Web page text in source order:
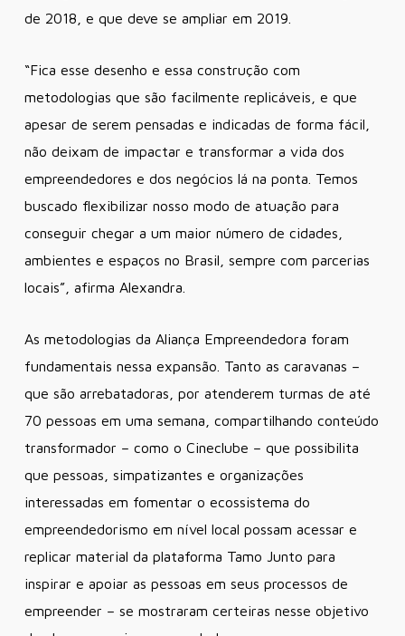
de 2018, e que deve se ampliar em 2019.
“Fica esse desenho e essa construção com
metodologias que são facilmente replicáveis, e que
apesar de serem pensadas e indicadas de forma fácil,
não deixam de impactar e transformar a vida dos
empreendedores e dos negócios lá na ponta. Temos
buscado flexibilizar nosso modo de atuação para
conseguir chegar a um maior número de cidades,
ambientes e espaços no Brasil, sempre com parcerias
locais”, afirma Alexandra.
As metodologias da Aliança Empreendedora foram
fundamentais nessa expansão. Tanto as caravanas –
que são arrebatadoras, por atenderem turmas de até
70 pessoas em uma semana, compartilhando conteúdo
transformador – como o Cineclube – que possibilita
que pessoas, simpatizantes e organizações
interessadas em fomentar o ecossistema do
empreendedorismo em nível local possam acessar e
replicar material da plataforma Tamo Junto para
inspirar e apoiar as pessoas em seus processos de
empreender – se mostraram certeiras nesse objetivo